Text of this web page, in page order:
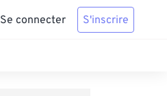
Se connecter S'inscrire